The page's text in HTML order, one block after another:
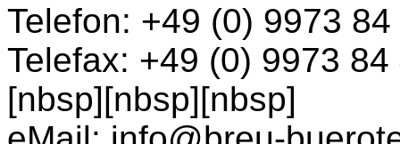
Telefon: +49 (0) 9973
Telefax: +49 (0) 9973
[nbsp][nbsp][nbsp]